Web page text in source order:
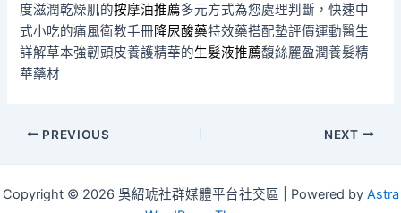
度滋潤乾燥肌的按摩油推薦多元方式為您處理判斷，快速中
式小吃的痛風衛教手冊降尿酸藥特效藥搭配墊評價運動醫生
詳解草本強韌頭皮養護精華的生髮液推薦馥絲麗盈潤養髮精
華藥材
Post
PREVIOUS NEXT
Copyright © 2026 吳紹琥社群媒體平台社交區 | Powered by Astra